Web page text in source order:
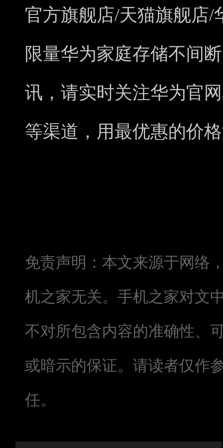
官方旗舰店/天猫旗舰店/
限量华为家庭存储不间
讯，请实时关注华为官
等渠道，用最优惠的价
免责声明：本文来源于网络
机之家无关。手机之家对文
不对所包含内容的准确性、
或暗示的保证。请读者仅作
任。